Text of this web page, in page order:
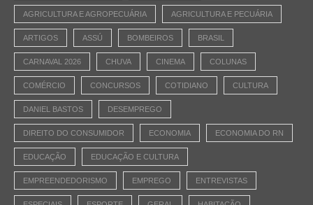
AGRICULTURA E AGROPECUÁRIA AGRICULTURA E PECUÁRIA
ARTIGOS ASSÚ BOMBEIROS BRASIL
CARNAVAL 2026 CHUVA CINEMA COLUNAS
COMÉRCIO CONCURSOS COTIDIANO CULTURA
DANIEL BASTOS DESEMPREGO
DIREITO DO CONSUMIDOR ECONOMIA ECONOMIA DO RN
EDUCAÇÃO EDUCAÇÃO E CULTURA
EMPREENDEDORISMO EMPREGO ENTREVISTAS